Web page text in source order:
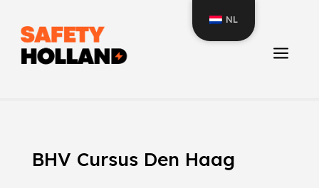
a
BHV Cursus Den Haag
NL